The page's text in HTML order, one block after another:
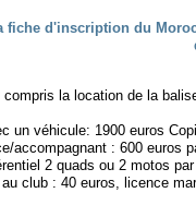
compris la location de la
un véhicule: 1900 euros
accompagnant : 600 euros
2 quads ou 2 motos
club : 40 euros, licence